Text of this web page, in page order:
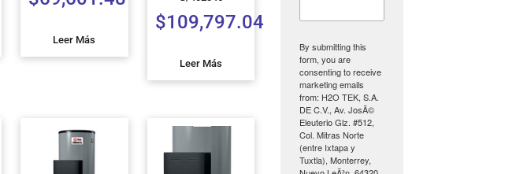
Leer Más
$109,797.04
Leer Más
By submitting this
form, you are
consenting to receive
marketing emails
from: H2O TEK, S.A.
DE C.V., Av. JosÃ©
Eleuterio Glz. #512,
Col. Mitras Norte
(entre Ixtapa y
Tuxtla), Monterrey,